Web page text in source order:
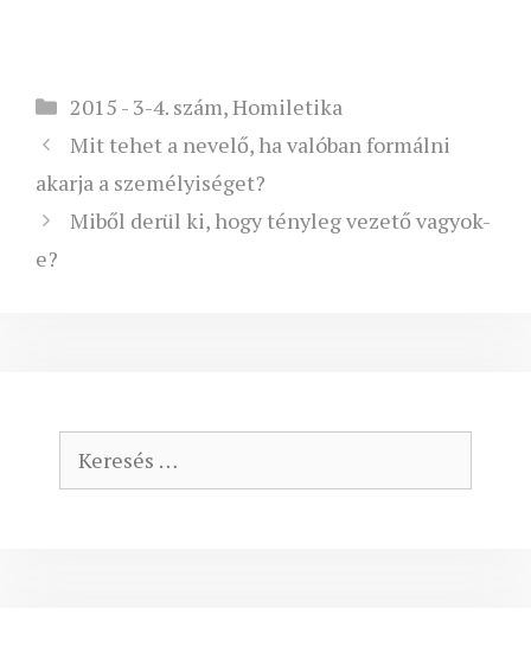
Kategória
2015 - 3-4. szám,Homiletika
Mit tehet a nevelő, ha valóban formálni
akarja a személyiséget?
Miből derül ki, hogy tényleg vezető vagyok-
e?
Keresés: